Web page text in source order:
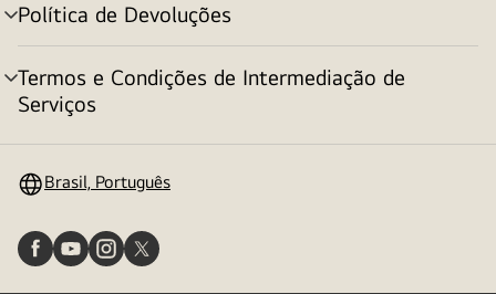
Política de Devoluções
alternar
menu
Termos e Condições de Intermediação de
Serviços
alternar
Brasil, Português